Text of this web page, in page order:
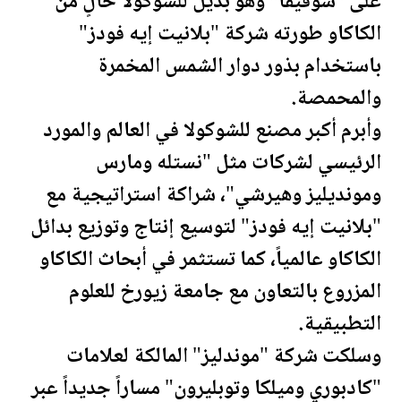
الكاكاو طورته شركة "بلانيت إيه فودز"
باستخدام بذور دوار الشمس المخمرة
والمحمصة.
وأبرم أكبر مصنع للشوكولا في العالم والمورد
الرئيسي لشركات مثل "نستله ومارس
ومونديليز وهيرشي"، شراكة استراتيجية مع
"بلانيت إيه فودز" لتوسيع إنتاج وتوزيع بدائل
الكاكاو عالمياً، كما تستثمر في أبحاث الكاكاو
المزروع بالتعاون مع جامعة زيورخ للعلوم
التطبيقية.
وسلكت شركة "موندليز"المالكة لعلامات
"كادبوري وميلكا وتوبليرون" مساراً جديداً عبر